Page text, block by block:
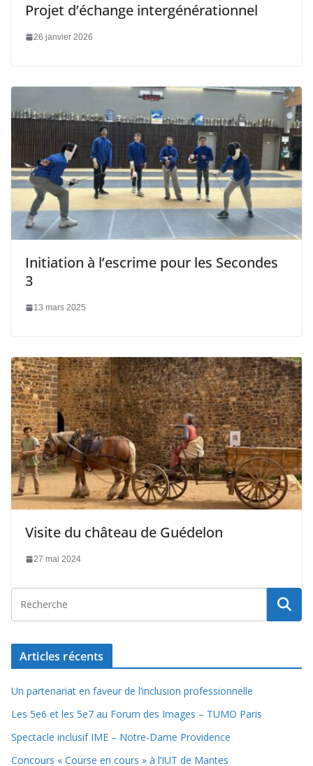
Projet d’échange intergénérationnel
26 janvier 2026
Initiation à l’escrime pour les Secondes
3
13 mars 2025
Visite du château de Guédelon
27 mai 2024
Articles récents
Un partenariat en faveur de l’inclusion professionnelle
Les 5e6 et les 5e7 au Forum des Images – TUMO Paris
Spectacle inclusif IME – Notre-Dame Providence
Concours « Course en cours » à l’IUT de Mantes